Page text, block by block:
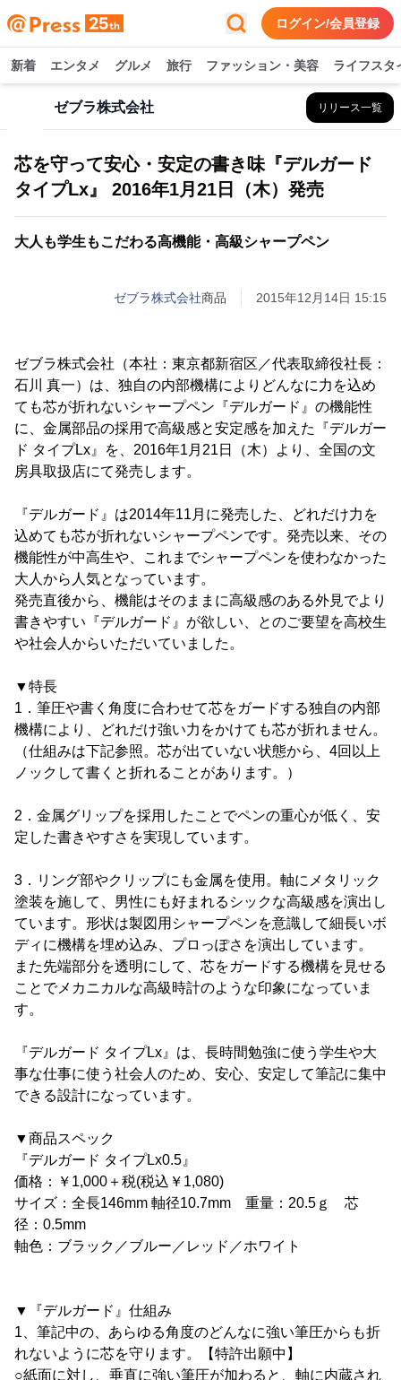
ログイン/会員登録
新着 エンタメ グルメ 旅行 ファッション・美容 ライフスタ
ゼブラ株式会社 リリース一覧
芯を守って安心・安定の書き味『デルガード
タイプLx』 2016年1月21日（木）発売
大人も学生もこだわる高機能・高級シャープペン
ゼブラ株式会社商品 2015年12月14日 15:15
ゼブラ株式会社（本社：東京都新宿区／代表取締役社長：
石川 真一）は、独自の内部機構によりどんなに力を込め
ても芯が折れないシャープペン『デルガード』の機能性
に、金属部品の採用で高級感と安定感を加えた『デルガー
ド タイプLx』を、2016年1月21日（木）より、全国の文
房具取扱店にて発売します。
『デルガード』は2014年11月に発売した、どれだけ力を
込めても芯が折れないシャープペンです。発売以来、その
機能性が中高生や、これまでシャープペンを使わなかった
大人から人気となっています。
発売直後から、機能はそのままに高級感のある外見でより
書きやすい『デルガード』が欲しい、とのご要望を高校生
や社会人からいただいていました。
▼特長
1．筆圧や書く角度に合わせて芯をガードする独自の内部
機構により、どれだけ強い力をかけても芯が折れません。
（仕組みは下記参照。芯が出ていない状態から、4回以上
ノックして書くと折れることがあります。）
2．金属グリップを採用したことでペンの重心が低く、安
定した書きやすさを実現しています。
3．リング部やクリップにも金属を使用。軸にメタリック
塗装を施して、男性にも好まれるシックな高級感を演出し
ています。形状は製図用シャープペンを意識して細長いボ
ディに機構を埋め込み、プロっぽさを演出しています。
また先端部分を透明にして、芯をガードする機構を見せる
ことでメカニカルな高級時計のような印象になっていま
す。
『デルガード タイプLx』は、長時間勉強に使う学生や大
事な仕事に使う社会人のため、安心、安定して筆記に集中
できる設計になっています。
▼商品スペック
『デルガード タイプLx0.5』
価格：￥1,000＋税(税込￥1,080)
サイズ：全長146mm 軸径10.7mm 重量：20.5ｇ 芯
径：0.5mm
軸色：ブラック／ブルー／レッド／ホワイト
▼『デルガード』仕組み
1、筆記中の、あらゆる角度のどんなに強い筆圧からも折
れないように芯を守ります。【特許出願中】
○紙面に対し、垂直に強い筆圧が加わると、軸に内蔵され